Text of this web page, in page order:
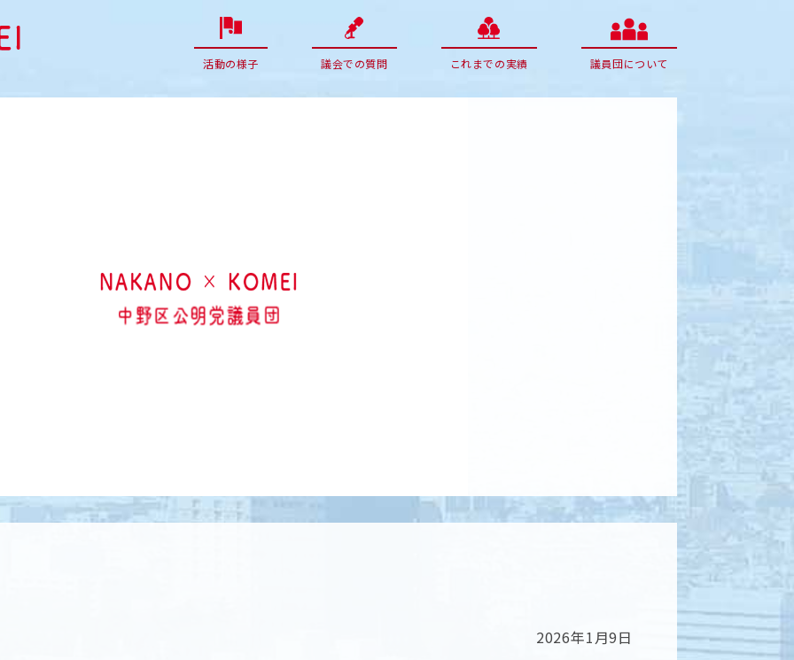
活動の様子 議会での質問 これまでの実績 議員団について
2026年1月9日